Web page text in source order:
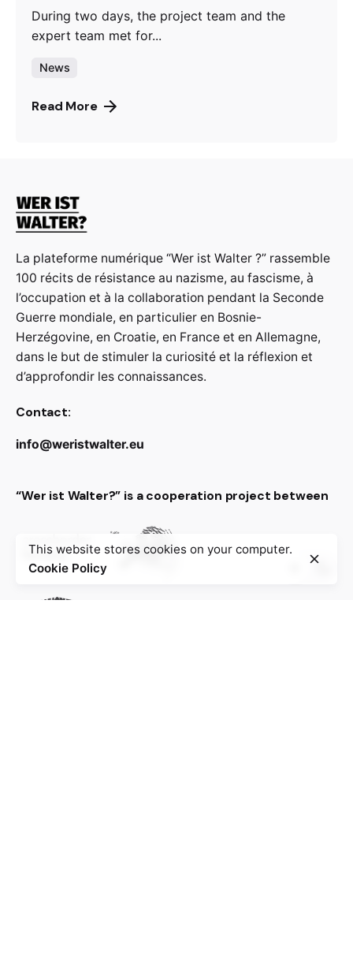
During two days, the project team and the
expert team met for...
News
Read More
La plateforme numérique “Wer ist Walter ?” rassemble
100 récits de résistance au nazisme, au fascisme, à
l’occupation et à la collaboration pendant la Seconde
Guerre mondiale, en particulier en Bosnie-
Herzégovine, en Croatie, en France et en Allemagne,
dans le but de stimuler la curiosité et la réflexion et
d’approfondir les connaissances.
Contact:
info@weristwalter.eu
“Wer ist Walter?” is a cooperation project between
This website stores cookies on your computer.
Cookie Policy